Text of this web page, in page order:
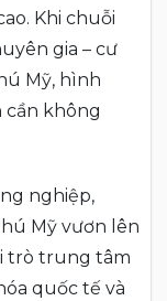
Khi chuỗi
gia – cư
Mỹ, hình
không
nghiệp,
Mỹ vươn lên
trò trung tâm
quốc tế và